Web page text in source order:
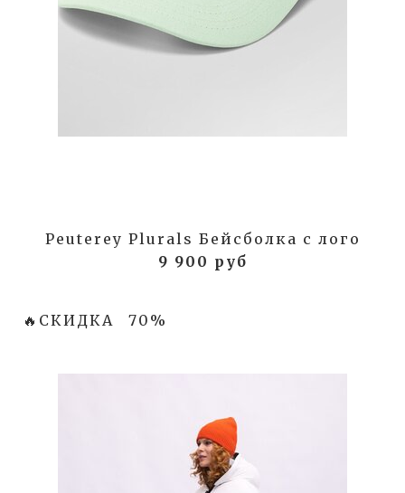
Peuterey Plurals Бейсболка с лого
9 900 руб
🔥СКИДКА 70%